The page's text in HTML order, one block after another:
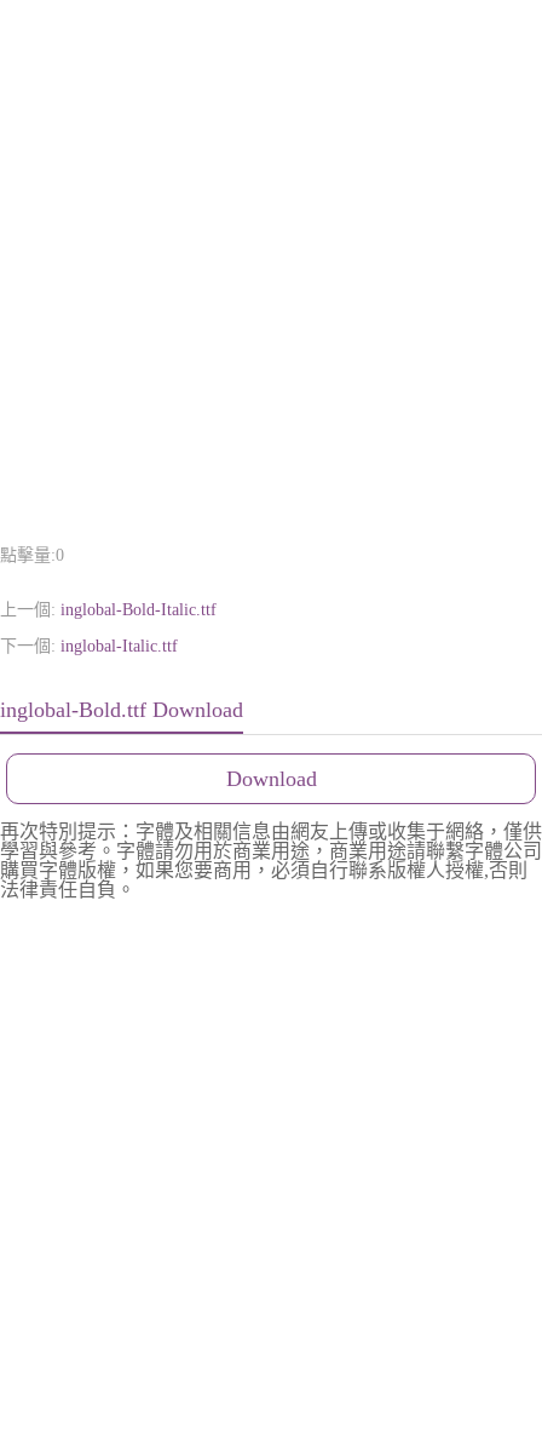
點擊量:0
上一個: inglobal-Bold-Italic.ttf
下一個: inglobal-Italic.ttf
inglobal-Bold.ttf Download
Download
再次特別提示：字體及相關信息由網友上傳或收集于網絡，僅供
學習與參考。字體請勿用於商業用途，商業用途請聯繫字體公司
購買字體版權，如果您要商用，必須自行聯系版權人授權,否則
法律責任自負。